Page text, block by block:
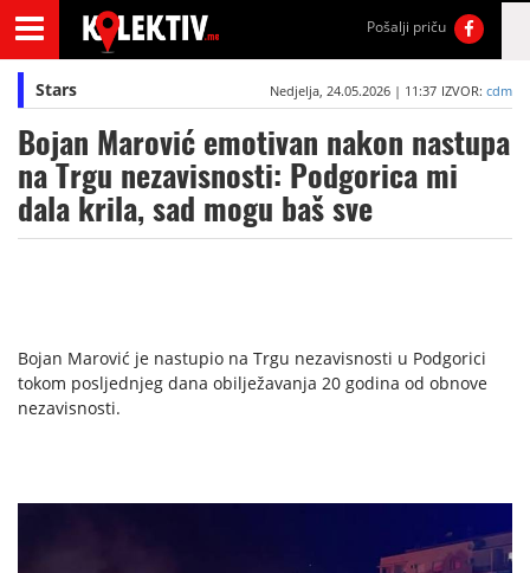
Pošalji priču
Stars Nedjelja, 24.05.2026 | 11:37 IZVOR: cdm
Bojan Marović emotivan nakon nastupa
na Trgu nezavisnosti: Podgorica mi
dala krila, sad mogu baš sve
Bojan Marović je nastupio na Trgu nezavisnosti u Podgorici
tokom posljednjeg dana obilježavanja 20 godina od obnove
nezavisnosti.